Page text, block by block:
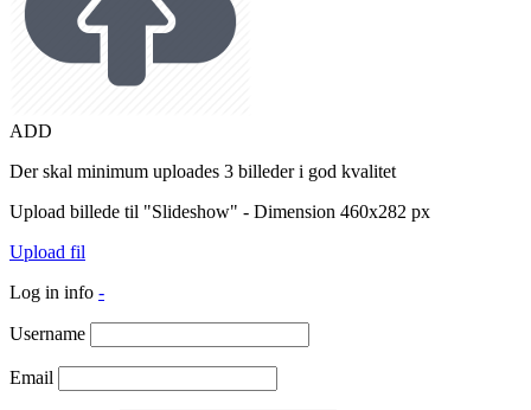
ADD
Der skal minimum uploades 3 billeder i god kvalitet
Upload billede til "Slideshow" - Dimension 460x282 px
Upload fil
Log in info -
Username
Email